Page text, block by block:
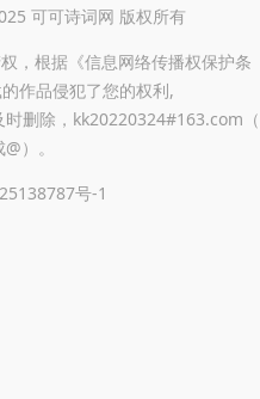
可可诗词网 版权所有
，根据《信息网络传播权保护条
作品侵犯了您的权利,
时删除，kk20220324#163.com
）。
号-1